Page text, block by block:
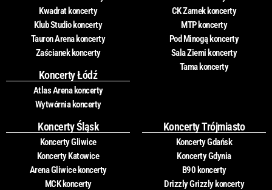
Kwadrat koncerty
Klub Studio koncerty
Tauron Arena koncerty
Zaścianek koncerty
Koncerty Łódź
Atlas Arena koncerty
Wytwórnia koncerty
CK Zamek koncerty
MTP koncerty
Pod Minogą koncerty
Sala Ziemi koncerty
Tama koncerty
Koncerty Śląsk
Koncerty Gliwice
Koncerty Katowice
Arena Gliwice koncerty
MCK koncerty
Koncerty Trójmiasto
Koncerty Gdańsk
Koncerty Gdynia
B90 koncerty
Drizzly Grizzly koncerty